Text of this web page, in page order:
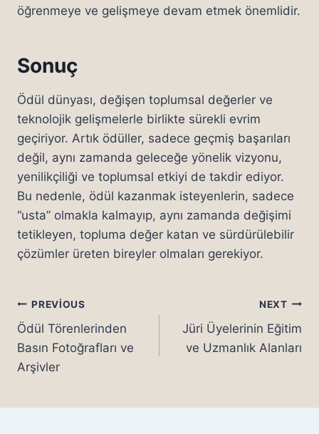
öğrenmeye ve gelişmeye devam etmek önemlidir.
Sonuç
Ödül dünyası, değişen toplumsal değerler ve
teknolojik gelişmelerle birlikte sürekli evrim
geçiriyor. Artık ödüller, sadece geçmiş başarıları
değil, aynı zamanda geleceğe yönelik vizyonu,
yenilikçiliği ve toplumsal etkiyi de takdir ediyor.
Bu nedenle, ödül kazanmak isteyenlerin, sadece
“usta” olmakla kalmayıp, aynı zamanda değişimi
tetikleyen, topluma değer katan ve sürdürülebilir
çözümler üreten bireyler olmaları gerekiyor.
Yazı
gezinmesi
PREVIOUS
Ödül Törenlerinden
Basın Fotoğrafları ve
Arşivler
NEXT
Jüri Üyelerinin Eğitim
ve Uzmanlık Alanları